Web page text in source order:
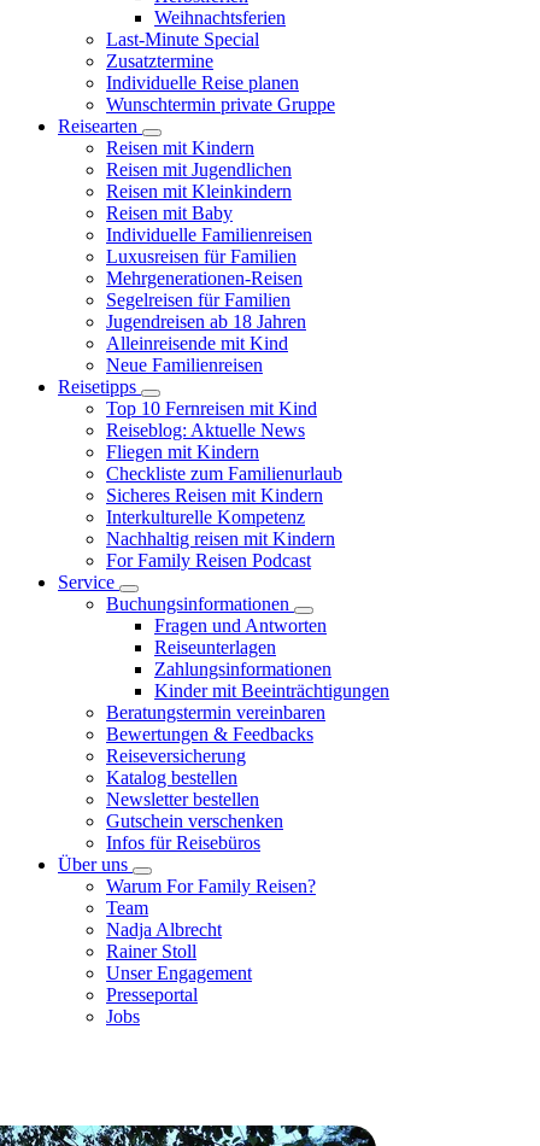
Weihnachtsferien
Last-Minute Special
Zusatztermine
Individuelle Reise planen
Wunschtermin private Gruppe
Reisearten
Reisen mit Kindern
Reisen mit Jugendlichen
Reisen mit Kleinkindern
Reisen mit Baby
Individuelle Familienreisen
Luxusreisen für Familien
Mehrgenerationen-Reisen
Segelreisen für Familien
Jugendreisen ab 18 Jahren
Alleinreisende mit Kind
Neue Familienreisen
Reisetipps
Top 10 Fernreisen mit Kind
Reiseblog: Aktuelle News
Fliegen mit Kindern
Checkliste zum Familienurlaub
Sicheres Reisen mit Kindern
Interkulturelle Kompetenz
Nachhaltig reisen mit Kindern
For Family Reisen Podcast
Service
Buchungsinformationen
Fragen und Antworten
Reiseunterlagen
Zahlungsinformationen
Kinder mit Beeinträchtigungen
Beratungstermin vereinbaren
Bewertungen & Feedbacks
Reiseversicherung
Katalog bestellen
Newsletter bestellen
Gutschein verschenken
Infos für Reisebüros
Über uns
Warum For Family Reisen?
Team
Nadja Albrecht
Rainer Stoll
Unser Engagement
Presseportal
Jobs